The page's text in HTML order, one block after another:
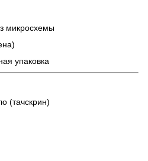
микросхемы
упаковка
(тачскрин)